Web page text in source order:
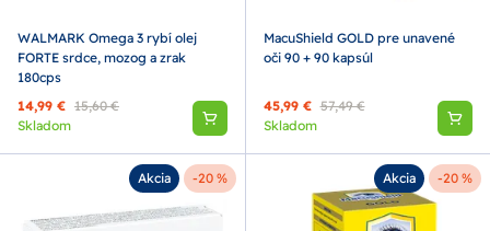
WALMARK Omega 3 rybí olej
FORTE srdce, mozog a zrak
180cps
14,99 € 15,60 €
Skladom
MacuShield GOLD pre unavené
oči 90 + 90 kapsúl
45,99 € 57,49 €
Skladom
Akcia -20 % Akcia -20 %